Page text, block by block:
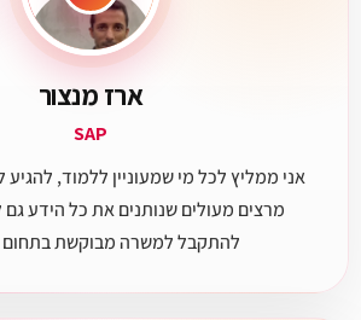
ארז מנצור
SAP
אני ממליץ לכל מי שמעוניין ללמוד, להגיע
מרצים מעולים שנותנים את כל הידע גם
להתקבל למשרה מבוקשת בתחום